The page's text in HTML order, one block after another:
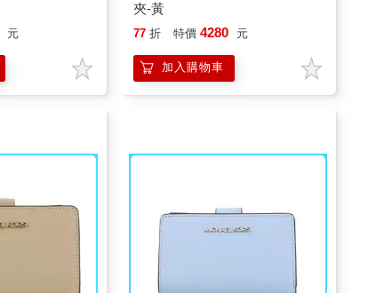
元
夾-黃
77 折 特價 4280 元
加入購物車